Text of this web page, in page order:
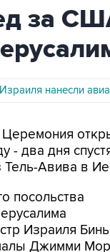
за
нанесли
Церемония
- два дня
Тель-Авива в
посольства
Израиля
Джимми